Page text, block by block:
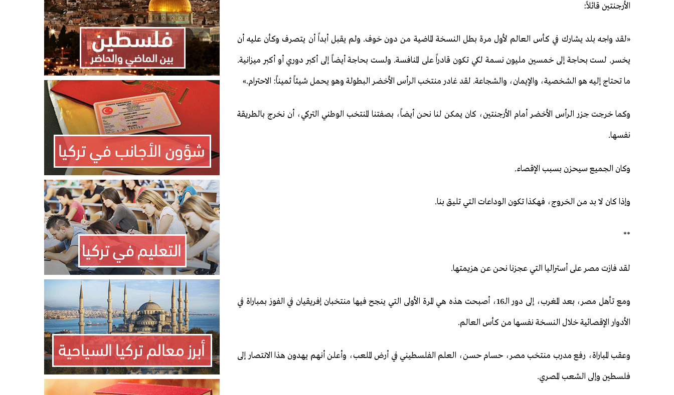
الأرجنتين قائلاً:
«لقد واجه بلد يشارك في كأس العالم لأول مرة بطل النسخة الماضية من دون خوف. ولم يقبل أبداً أن يتصرف وكأن عليه أن
يخسر. لست بحاجة إلى خمسين مليون نسمة لكي تكون قادراً على المنافسة. ولست بحاجة أيضاً إلى أكبر دوري أو أكبر ميزانية.
ما تحتاج إليه هو الشخصية، والإيمان، والشجاعة. لقد غادر منتخب الرأس الأخضر البطولة وهو يحمل شيئاً ثميناً: الاحترام.»
وكما خرجت جزر الرأس الأخضر أمام الأرجنتين، كان يمكن لنا نحن أيضاً، بصفتنا المنتخب الوطني التركي، أن نخرج بالطريقة
نفسها.
وكان الجميع سيحزن بسبب الإقصاء.
وإذا كان لا بد من الخروج، فهكذا تكون الوداعات التي تليق بنا.
**
لقد فازت مصر على أستراليا التي عجزنا نحن عن هزيمتها.
ومع تأهل مصر، بعد المغرب، إلى دور الـ16، أصبحت هذه هي المرة الأولى التي ينجح فيها منتخبان إفريقيان في الفوز بمباراة في
الأدوار الإقصائية خلال النسخة نفسها من كأس العالم.
وعقب المباراة، رفع مدرب منتخب مصر، حسام حسن، العلم الفلسطيني في أرض الملعب، وأعلن أنهم يهدون هذا الانتصار إلى
فلسطين وإلى الشعب المصري.